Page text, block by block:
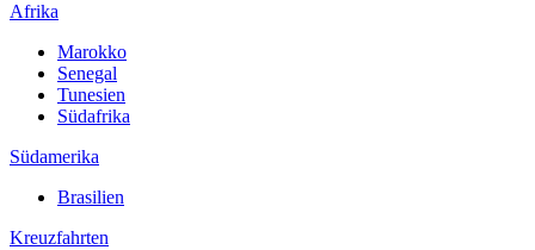
Afrika
Marokko
Senegal
Tunesien
Südafrika
Südamerika
Brasilien
Kreuzfahrten